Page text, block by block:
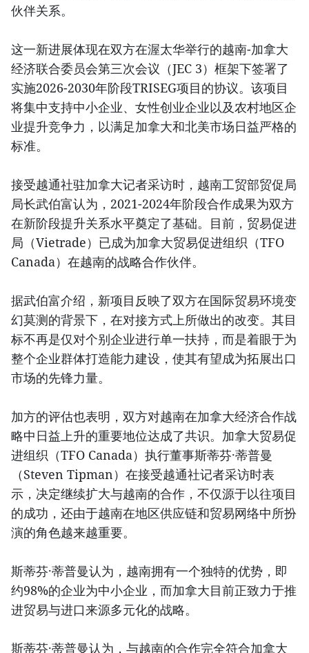
伙伴关系。
这一新进展体现在双方在渥太华举行的越南-加拿大
经济联合委员会第三次会议（JEC 3）框架下签署了
实施2026-2030年阶段TRISEG项目的协议。该项目
将集中支持中小企业、女性创业企业以及农村地区企
业提升竞争力，以满足加拿大和北美市场日益严格的
标准。
接受越通社驻加拿大记者采访时，越南工贸部贸促局
局长武伯富认为，2021-2024年阶段合作成果为双方
在新阶段提升关系水平奠定了基础。目前，贸易促进
局（Vietrade）已成为加拿大贸易促进组织（TFO
Canada）在越南的战略合作伙伴。
据武伯富介绍，新项目反映了双方在国际贸易环境变
幻莫测的背景下，在对接方式上所做出的改变。其目
标不再是仅对个别企业进行单一扶持，而是着眼于为
整个企业群体打造能力建设，使其有望成为拓展出口
市场的先锋力量。
加方的评估也表明，双方对越南在加拿大经济合作战
略中日益上升的重要地位达成了共识。加拿大贸易促
进组织（TFO Canada）执行董事斯蒂芬·蒂普曼
（Steven Tipman）在接受越通社记者采访时表
示，决定继续扩大与越南的合作，不仅源于以往项目
的成功，还由于越南在地区供应链和贸易网络中所扮
演的角色越来越重要。
斯蒂芬·蒂普曼认为，越南拥有一个独特的优势，即
约98%的企业为中小企业，而加拿大目前正致力于推
进贸易与进口来源多元化的战略。
斯蒂芬·蒂普曼认为，与越南的合作完全符合加拿大